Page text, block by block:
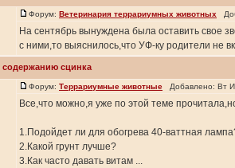
Форум: Ветеринария террариумных животных
На сентябрь вынуждена была оставить свое
с ними,то выяснилось,что УФ-ку родители не
сцинка
Форум: Террариумные животные Добавлено: Вт
Все,что можно,я уже по этой теме
1.Подойдет ли для обогрева 40-ваттная
2.Какой грунт лучше?
3.Как часто давать витам ...